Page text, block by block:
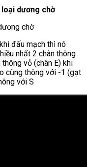
dương chờ
chờ
đấu mạch thì nó
nhất 2 chân thông
vỏ (chân E) khi
cũng thông với -1 (gạt
với S